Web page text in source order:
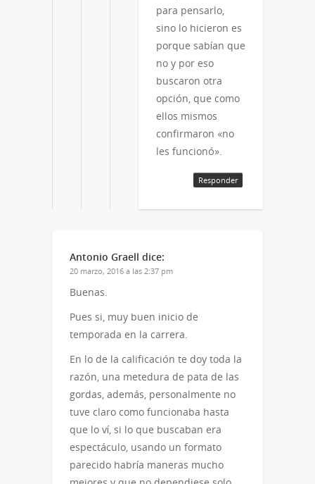
para pensarlo,
sino lo hicieron es
porque sabían que
no y por eso
buscaron otra
opción, que como
ellos mismos
confirmaron «no
les funcionó».
Responder
Antonio Graell dice:
20 marzo, 2016 a las 2:37 pm
Buenas.
Pues si, muy buen inicio de
temporada en la carrera.
En lo de la calificación te doy toda la
razón, una metedura de pata de las
gordas, además, personalmente no
tuve claro como funcionaba hasta
que lo ví, si lo que buscaban era
espectáculo, usando un formato
parecido habría maneras mucho